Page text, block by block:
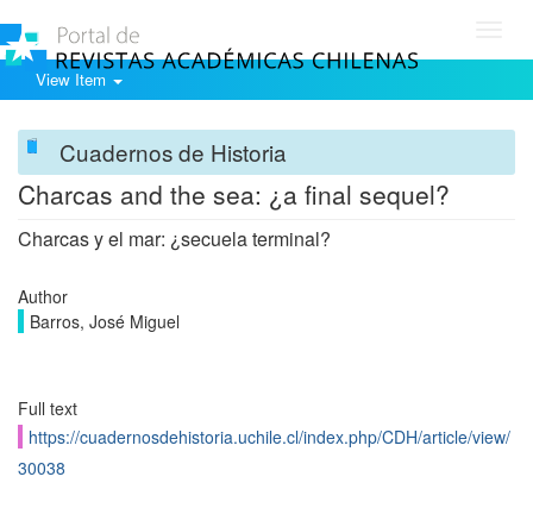
View Item
Cuadernos de Historia
Charcas and the sea: ¿a final sequel?
Charcas y el mar: ¿secuela terminal?
Author
Barros, José Miguel
Full text
https://cuadernosdehistoria.uchile.cl/index.php/CDH/article/view/
30038